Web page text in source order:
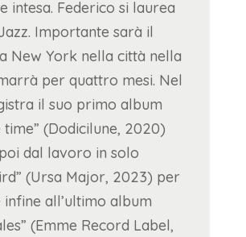
intesa. Federico si laurea
Importante sarà il
New York nella città nella
per quattro mesi. Nel
il suo primo album
time” (Dodicilune, 2020)
dal lavoro in solo
(Ursa Major, 2023) per
all’ultimo album
(Emme Record Label,